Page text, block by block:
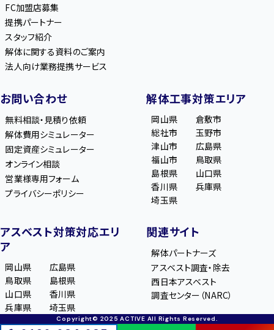
FC加盟店募集
提携パートナー
スタッフ紹介
解体に関する資料のご案内
法人向け業務提携サービス
お問い合わせ
無料相談・見積り依頼
解体費用シミュレーター
固定資産シミュレーター
オンライン相談
営業様専用フォーム
プライバシーポリシー
解体工事対策エリア
岡山県
倉敷市
総社市
玉野市
津山市
広島県
福山市
鳥取県
島根県
山口県
香川県
兵庫県
埼玉県
アスベスト対策対応エリ
ア
岡山県
広島県
鳥取県
島根県
山口県
香川県
兵庫県
埼玉県
関連サイト
解体パートナーズ
アスベスト調査・除去
西日本アスベスト
調査センター（NARC）
Copyright© 2025 ACTIVE All Rights Reserved.